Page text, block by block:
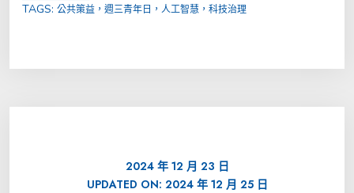
TAGS: 公共策益，週三青年日，人工智慧，科技治理
2024 年 12 月 23 日
UPDATED ON: 2024 年 12 月 25 日